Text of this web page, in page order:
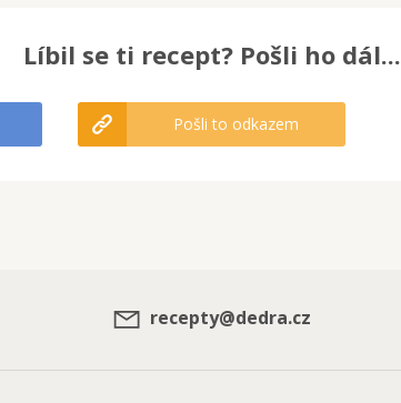
Líbil se ti recept? Pošli ho dál...
Pošli to odkazem
recepty@dedra.cz